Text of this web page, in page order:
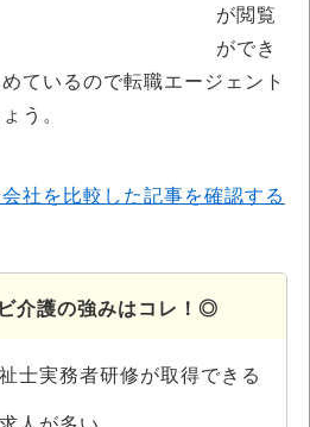
が閲覧
ができ
ているので転職エージェント
う。
社を比較した記事を確認する
介護の強みはコレ！◎
士実務者研修が取得できる